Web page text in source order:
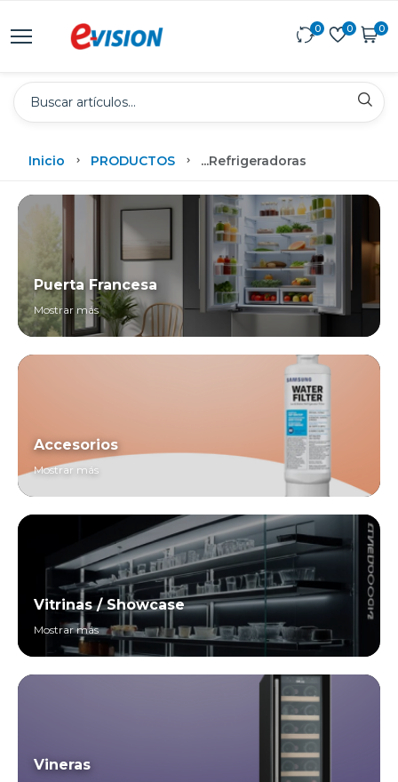
0 0 0
Inicio PRODUCTOS ...Refrigeradoras
Puerta Francesa
Mostrar más
Accesorios
Mostrar más
Vitrinas / Showcase
Mostrar más
Vineras